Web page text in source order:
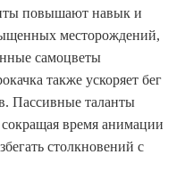
повышают навык и
месторождений,
самоцветы
также ускоряет бег
Пассивные таланты
сокращая время анимации
столкновений с